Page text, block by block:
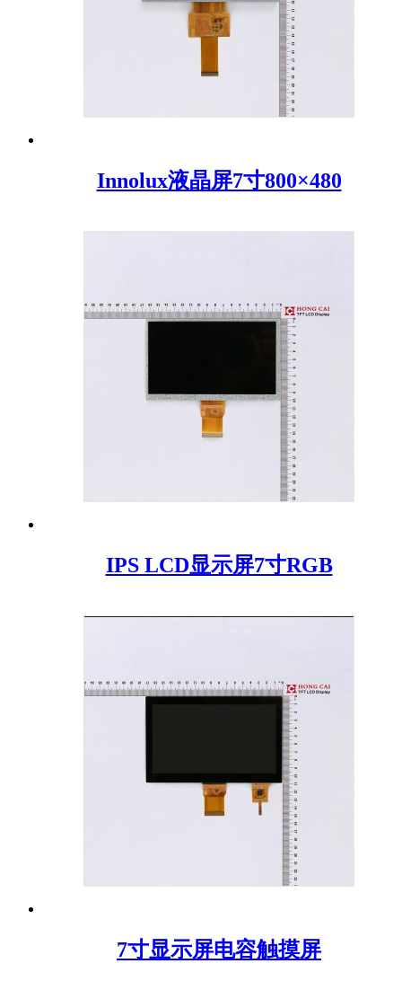
Innolux液晶屏7寸800×480
IPS LCD显示屏7寸RGB
7寸显示屏电容触摸屏